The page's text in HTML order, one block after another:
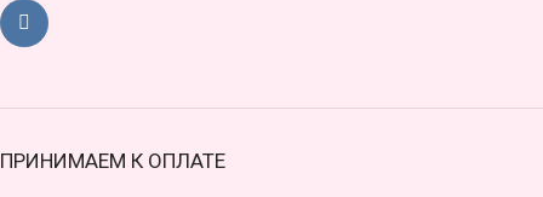
ПРИНИМАЕМ К ОПЛАТЕ